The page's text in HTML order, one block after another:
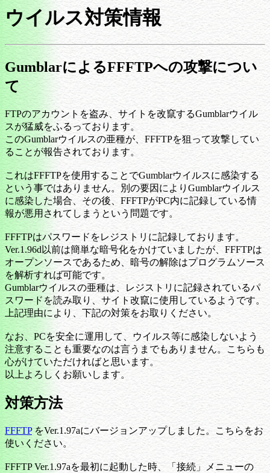
ウイルス対策情報
GumblarによるFFFTPへの攻撃につい
て
FTPのアカウントを盗み、サイトを改竄するGumblarウイル
スが猛威をふるっております。
このGumblarウイルスの亜種が、FFFTPを狙って攻撃してい
ることが報告されております。
これはFFFTPを使用することでGumblarウイルスに感染する
という事ではありません。別の要因によりGumblarウイルス
に感染した場合、その後、FFFTPがPC内に記録している情
報が悪用されてしまうという問題です。
FFFTPはパスワードをレジストリに記録しております。
Ver.1.96d以前は簡単な暗号化をかけていましたが、FFFTPは
オープンソースであるため、暗号の解除はプログラムソース
を解析すれば可能です。
Gumblarウイルスの亜種は、レジストリに記録されているパ
スワードを読み取り、サイト改竄に使用しているようです。
上記理由により、下記の対策をお取りください。
なお、PCを安全に運用して、ウイルス等に感染しないよう
注意することも重要なのは言うまでもありません。こちらも
心がけていただければと思います。
以上よろしくお願いします。
対策方法
FFFTPをVer.1.97aにバージョンアップしました。こちらをお
使いください。
FFFTP Ver.1.97aを最初に起動した時、「接続」メニューの